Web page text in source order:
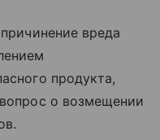
вреда
продукта,
о возмещении